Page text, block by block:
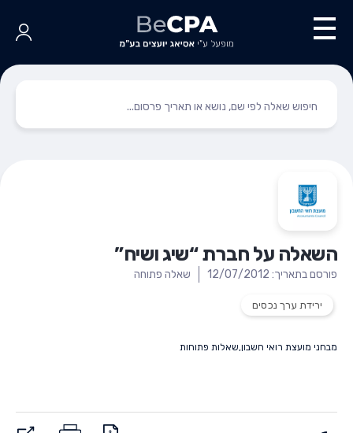
השאלה על חברת “שיג ושיח”
פורסם בתאריך: 12/07/2012 שאלה פתוחה
ירידת ערך נכסים
מבחני מועצת רואי חשבון,שאלות פתוחות